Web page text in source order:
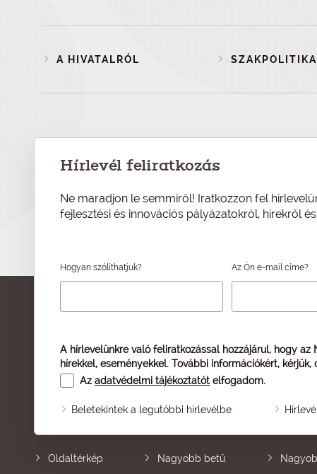
A HIVATALRÓL
Hírlevél feliratkozás
Ne maradjon le semmiről! Iratkozzon fel
fejlesztési és innovációs pályázatokról, hírekről
Hogyan szólíthatjuk? Az Ön e-mail címe?
A hírlevelünkre való feliratkozással hozzájárul, hogy
hírekkel, eseményekkel. További információkért, kérjük,
Az adatvédelmi tájékoztatót elfogadom.
Beletekintek a legutóbbi hírlevélbe
Oldaltérkép Nagyobb betű